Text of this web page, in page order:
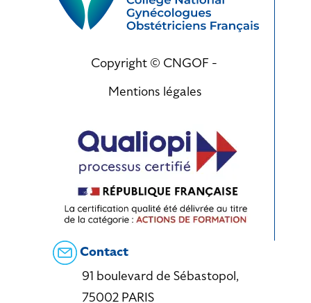
Copyright © CNGOF -
Mentions légales
Contact
91 boulevard de Sébastopol,
75002 PARIS